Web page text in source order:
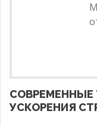
СОВРЕМЕННЫЕ
УСКОРЕНИЯ